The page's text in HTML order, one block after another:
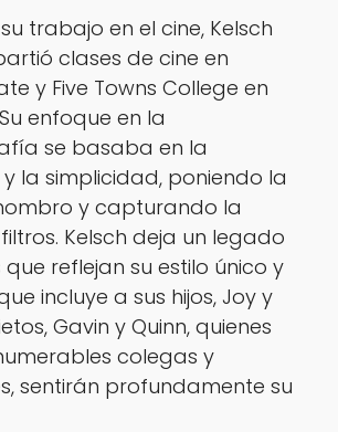
trabajo en el cine, Kelsch
clases de cine en
y Five Towns College en
enfoque en la
se basaba en la
la simplicidad, poniendo la
y capturando la
Kelsch deja un legado
reflejan su estilo único y
incluye a sus hijos, Joy y
Gavin y Quinn, quienes
colegas y
sentirán profundamente su